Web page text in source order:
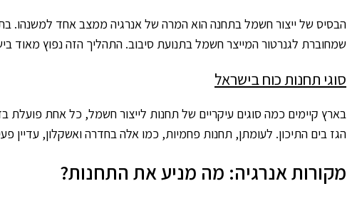
הבסיס של ייצור חשמל בתחנה הוא המרה של אנרגיה ממצב אחד למשנהו.
שמחוברת לגנרטור המייצר חשמל בתנועת סיבוב. התהליך הזה נפוץ מאוד
סוגי תחנות כוח בישראל
בארץ קיימים כמה סוגים עיקריים של תחנות לייצור חשמל, כל אחת פועלת
הגז בים התיכון. לעומתן, תחנות פחמיות, כמו אלה בחדרה ואשקלון,
מקורות אנרגיה: מה מניע את התחנות?